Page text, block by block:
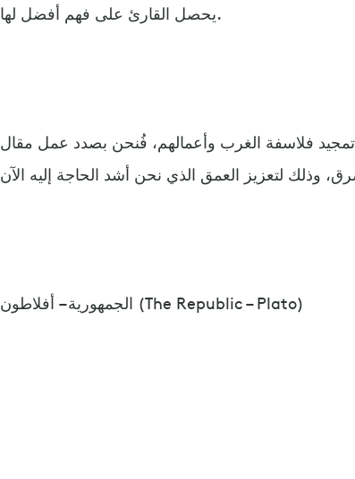
يحصل القارئ على فهم أفضل لها.
فلاسفة الغرب وأعمالهم، فُنحن بصدد عمل مقال
الجمهورية – أفلاطون (The Republic – Plato)